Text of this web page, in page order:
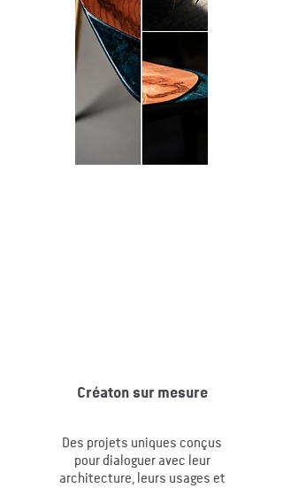
Créaton sur mesure
Des projets uniques conçus
pour dialoguer avec leur
architecture, leurs usages et